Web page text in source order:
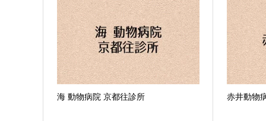
海 動物病院 京都往診所 赤井動物